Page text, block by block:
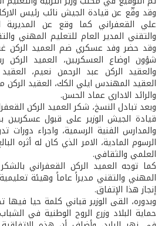
وقد وقّع عن قيادة الجيش نائب رئيس
علي القعفراني كما وقع عن المديرية
والتقني المدير العام للتعليم المهني
وقد حضر وفد عسكري ضم العميد الركن
شؤون اوضاع العسكريين، العميد الركن
والعقيد الركن عبد الرحمن نعيم،
العقيد المهندس ايلي الكك، العقيد الركن
والرائد الاداري عماد الحسن.
وبعد تبادل النسخ، شكر العميد الركن
قيادة الجيش الوزير على قبول
والمدارس الفنية الرسمية، واجراء دورات
الرسوم المادية، الامر الذي كان له أثره
العلمي والثقافي.
كما توجه العميد الركن القعفراني
المهني والتقني مديراً عاماً وهيئة
إنجاز هذا الإتفاق.
وبدوره، القى الوزير قباني كلمة حيا
حماية البلاد وزرع الروح الوطنية في